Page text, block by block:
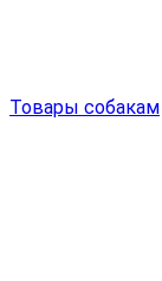
Товары собакам